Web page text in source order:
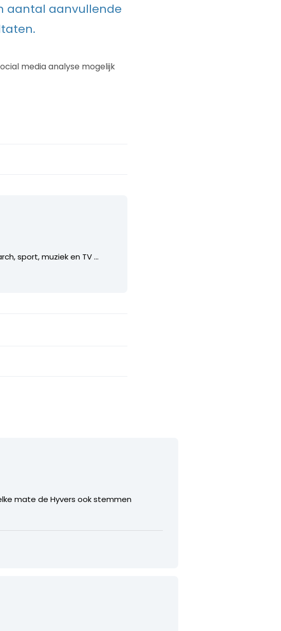
aantal aanvullende
media analyse mogelijk
sport, muziek en TV ...
mate de Hyvers ook stemmen